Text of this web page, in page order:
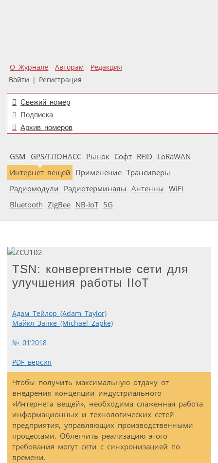
О Журнале Авторам
Редакция
Войти | Регистрация
Свежий номер
Подписка
Архив номеров
GSM GPS/ГЛОНАСС Рынок Софт RFID LoRaWAN
Интернет вещей Применение Трансиверы
Радиомодули Радиотерминалы Антенны WiFi
Bluetooth ZigBee NB-IoT 5G
TSN: конвергентные сети для
улучшения работы IIoT
Адам Тейлор (Adam Taylor)
Майкл Запке (Michael Zapke)
№ 01’2018
PDF версия
Чтобы получить максимальную отдачу от
внедрения концепции индустриального
«Интернета вещей», необходима слаженная работа
информационных и технологических сетей
предприятия, управляющих производственными
процессами. Облегчить реализацию этого
требования могут сети с синхронизацией по
времени.